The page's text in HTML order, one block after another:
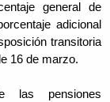
general de
adicional
transitoria
16 de marzo.
las pensiones